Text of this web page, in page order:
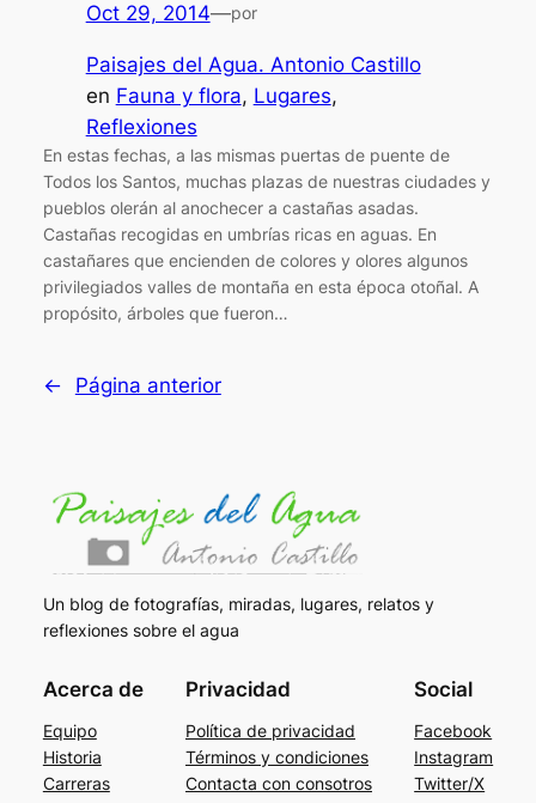
Oct 29, 2014—por
Paisajes del Agua. Antonio Castillo
en Fauna y flora, Lugares
Reflexiones
En estas fechas, a las mismas puertas de puente de
Todos los Santos, muchas plazas de nuestras ciudades y
pueblos olerán al anochecer a castañas asadas.
Castañas recogidas en umbrías ricas en aguas. En
castañares que encienden de colores y olores algunos
privilegiados valles de montaña en esta época otoñal. A
propósito, árboles que fueron…
← Página anterior
Un blog de fotografías, miradas, lugares, relatos y
reflexiones sobre el agua
Acerca de
Equipo
Historia
Carreras
Privacidad
Política de privacidad
Términos y condiciones
Contacta con consotros
Social
Facebook
Instagram
Twitter/X